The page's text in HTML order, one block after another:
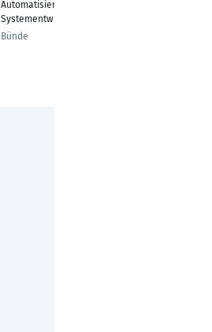
Automatisierung und
Systementwicklung
Bünde